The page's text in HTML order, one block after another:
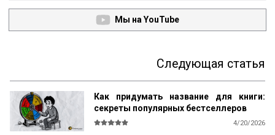
Мы на YouTube
Следующая статья
Как придумать название для книги:
секреты популярных бестселлеров
4/20/2026